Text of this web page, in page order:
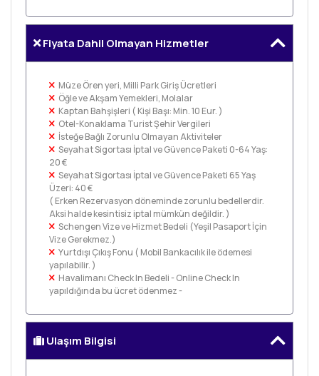
Fiyata Dahil Olmayan Hizmetler
Müze Ören yeri, Milli Park Giriş Ücretleri
Öğle ve Akşam Yemekleri, Molalar
Kaptan Bahşişleri ( Kişi Başı: Min. 10 Eur. )
Otel-Konaklama Turist Şehir Vergileri
İsteğe Bağlı Zorunlu Olmayan Aktiviteler
Seyahat Sigortası İptal ve Güvence Paketi 0-64 Yaş:
20 €
Seyahat Sigortası İptal ve Güvence Paketi 65 Yaş
Üzeri: 40 €
( Erken Rezervasyon döneminde zorunlu bedellerdir.
Aksi halde kesintisiz iptal mümkün değildir. )
Schengen Vize ve Hizmet Bedeli (Yeşil Pasaport İçin
Vize Gerekmez.)
Yurtdışı Çıkış Fonu ( Mobil Bankacılık ile ödemesi
yapılabilir. )
Havalimanı Check In Bedeli - Online Check In
yapıldığında bu ücret ödenmez -
Ulaşım Bilgisi